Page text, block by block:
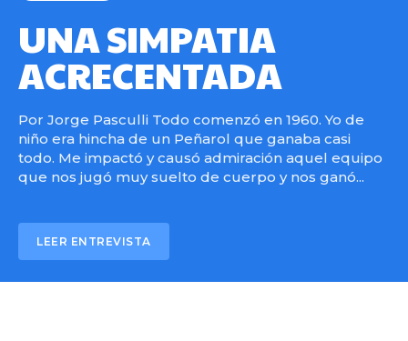
UNA SIMPATIA
ACRECENTADA
Por Jorge Pasculli Todo comenzó en 1960. Yo de
niño era hincha de un Peñarol que ganaba casi
todo. Me impactó y causó admiración aquel equipo
que nos jugó muy suelto de cuerpo y nos ganó...
LEER ENTREVISTA